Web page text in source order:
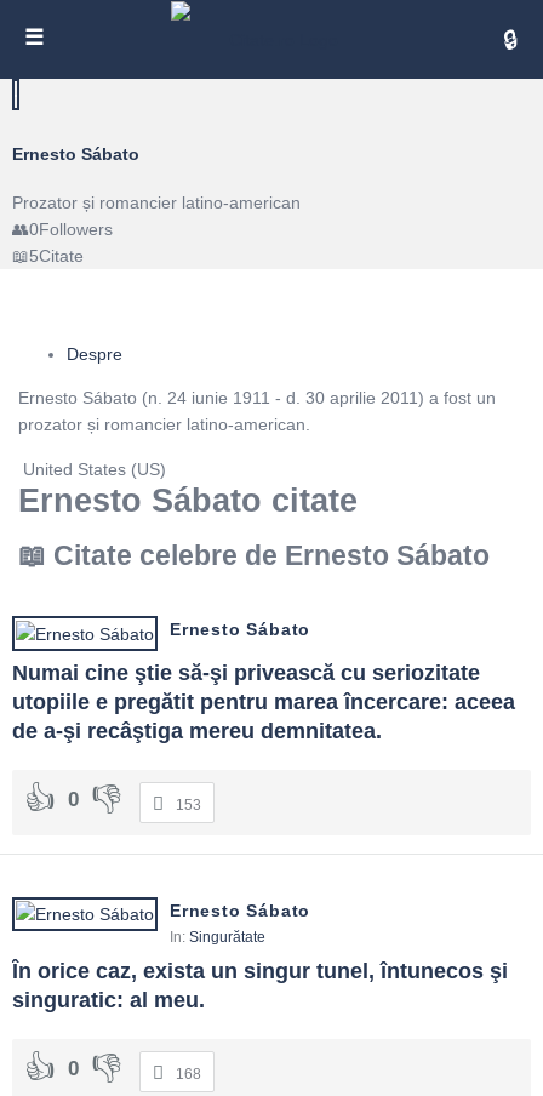
Ernesto Sábato
Prozator și romancier latino-american
0Followers
5Citate
Despre
Ernesto Sábato (n. 24 iunie 1911 - d. 30 aprilie 2011) a fost un
prozator și romancier latino-american.
United States (US)
Ernesto Sábato citate
Citate celebre de Ernesto Sábato
Ernesto Sábato
Numai cine ştie să-şi privească cu seriozitate
utopiile e pregătit pentru marea încercare: aceea
de a-şi recâştiga mereu demnitatea.
0 153
Ernesto Sábato
In: Singurătate
În orice caz, exista un singur tunel, întunecos şi
singuratic: al meu.
0 168